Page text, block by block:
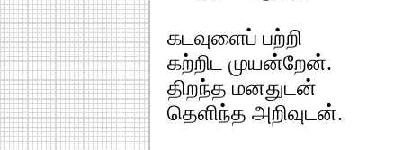
கடவுளைப் பற்றி
கற்றிட முயன்றேன்.
திறந்த மனதுடன்
தெளிந்த அறிவுடன்.